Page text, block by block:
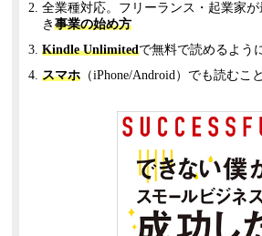
全業種対応。フリーランス・起業家
き事業の始め方
Kindle Unlimitedで無料で読めるよう
スマホ （iPhone/Android）でも読むこ